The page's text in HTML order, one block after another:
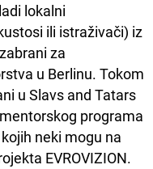
lokalni
ili istraživači) iz
za
u Berlinu. Tokom
u Slavs and Tatars
programa
neki mogu na
EVROVIZION.